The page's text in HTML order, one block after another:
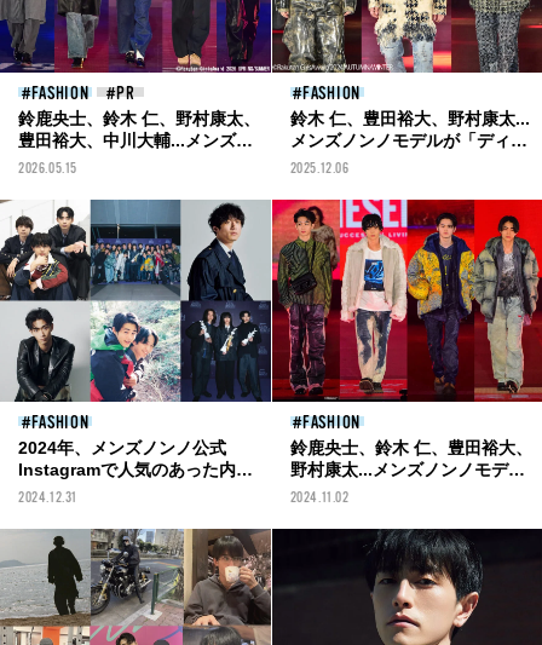
FASHION
鈴鹿央士、鈴木 仁、野村康太、
豊田裕大、中川大輔...メンズノ
ンノモデルが「ビームス」の新
［Rakuten GirlsAward 2026
SPRING/SUMMERレポート］
2026.05.15
FASHION
鈴木 仁、豊田裕大、野村康太...
メンズノンノモデルが「ディー
ゼル」の新作をランウェイで披
2025 AUTUMN/WINTERレポー
ト
2025.12.06
FASHION
2024年、メンズノンノ公式
Instagramで人気のあった内容
は？最新ファッション&ビュー
で。いいねやコメントを集めた
投稿を一挙紹介！
2024.12.31
FASHION
鈴鹿央士、鈴木 仁、豊田裕大、
野村康太...メンズノンノモデル
が「ディーゼル」の新作をラン
GirlsAward 2024
AUTUMN/WINTERレポート
2024.11.02